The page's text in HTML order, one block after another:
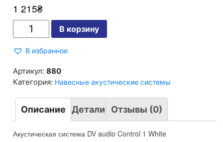
1 215₴
система
audio
1
White
В корзину
В избранное
Артикул:880
Категория: Навесные акустические системы
Описание Детали Отзывы (0)
Акустическая система DV audio Control 1 White